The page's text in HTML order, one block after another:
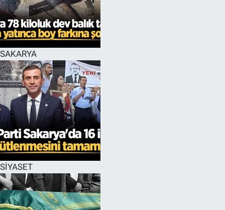
SAKARYA
SİYASET
EĞİTİM
ÖZEL HABER
HALK54 PANORAMA